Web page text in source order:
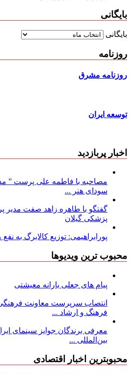
بایگانی
بایگانی
روزنامه
روزنامه مشرق
توسعه ایران
اخبار پربازدید
مصاحبه با فاطمه علی پرست ”
سودای هنر ...
گفتگو با طاهره زاهد صفت مدیر
پزشکی گیلان
پورابراهیمی: توزیع کالابرگ به
محبوب ترین ویدیوها
پیام های جعلی یارانه معیشتی
انتصاب سرپرست معاونت
فرهنگ و ارشاد ...
معرفی برندگان جوایز سینمای
بین‌المللی ...
محبوبترین اخبار اقتصادی